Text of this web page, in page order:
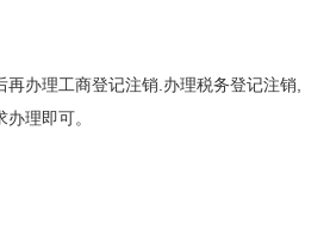
办理工商登记注销.办理税务登记注销,
理即可。